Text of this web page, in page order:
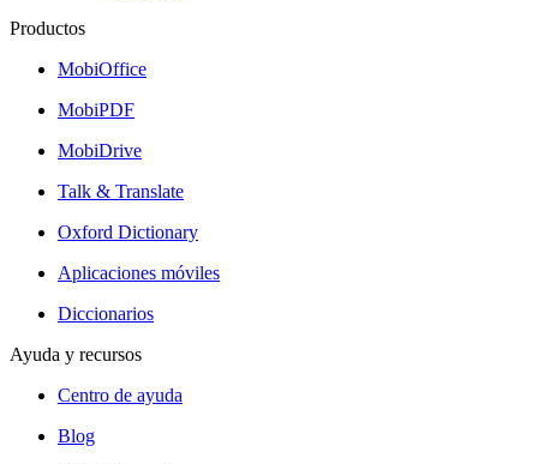
Productos
MobiOffice
MobiPDF
MobiDrive
Talk & Translate
Oxford Dictionary
Aplicaciones móviles
Diccionarios
Ayuda y recursos
Centro de ayuda
Blog